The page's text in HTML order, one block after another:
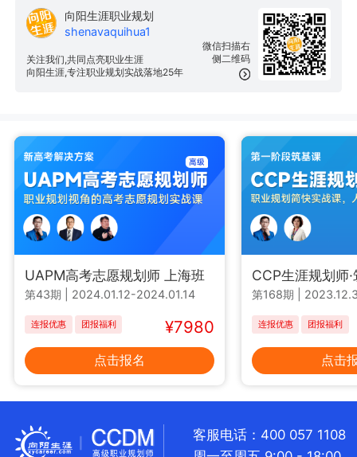
微信扫描右
侧二维码
向阳生涯职业规划
shenavaquihua1
关注我们,共同点亮职业生涯
向阳生涯,专注职业规划实战落地25年
UAPM高考志愿规划师 上海班
第43期 2024.01.12-2024.01.14
连报优惠 团报福利 ¥7980
点击报名
CCP生涯规划师
第168期
连报优惠 团报福利
点击
客服电话：400 057 1108